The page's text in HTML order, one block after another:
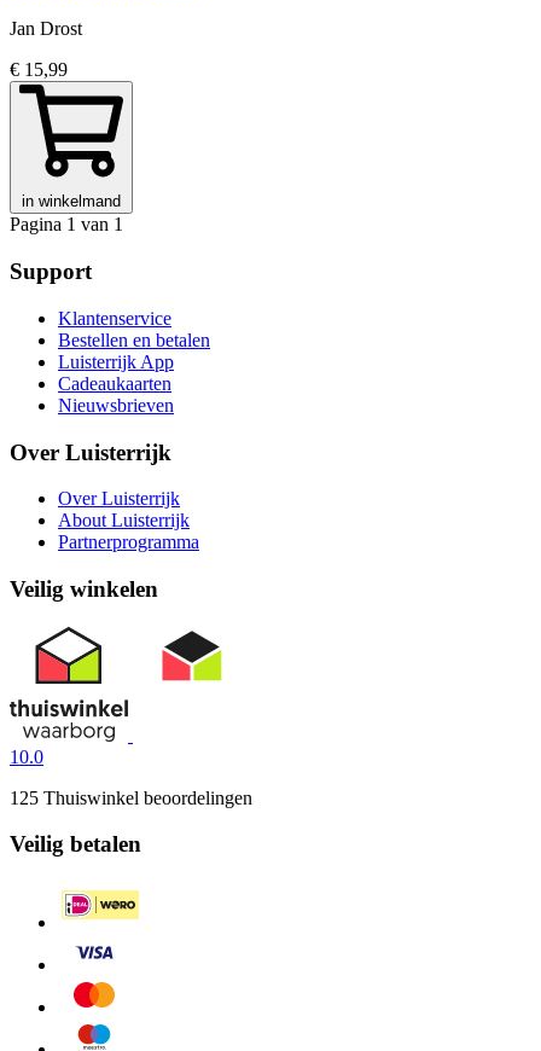
Jan Drost
€ 15,99
in winkelmand
Pagina 1 van 1
Support
Klantenservice
Bestellen en betalen
Luisterrijk App
Cadeaukaarten
Nieuwsbrieven
Over Luisterrijk
Over Luisterrijk
About Luisterrijk
Partnerprogramma
Veilig winkelen
10.0
125 Thuiswinkel beoordelingen
Veilig betalen